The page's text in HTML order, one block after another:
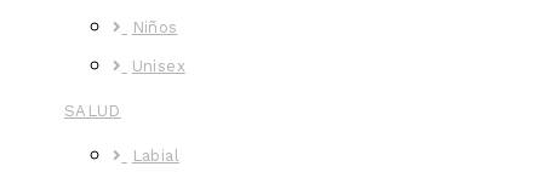
Niños
Unisex
SALUD
Labial